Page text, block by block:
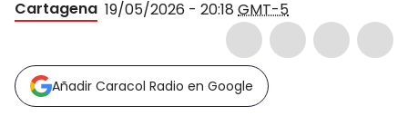
Cartagena 19/05/2026 - 20:18 GMT-5
Añadir Caracol Radio en Google